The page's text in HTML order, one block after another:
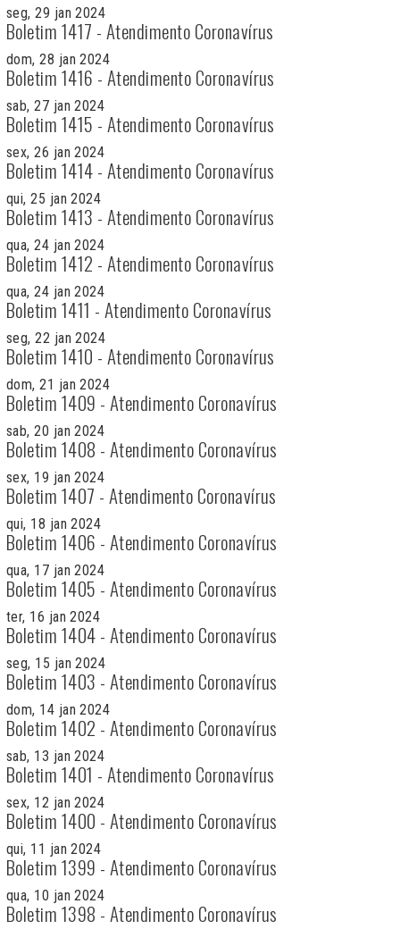
seg, 29 jan 2024
Boletim 1417 - Atendimento Coronavírus
dom, 28 jan 2024
Boletim 1416 - Atendimento Coronavírus
sab, 27 jan 2024
Boletim 1415 - Atendimento Coronavírus
sex, 26 jan 2024
Boletim 1414 - Atendimento Coronavírus
qui, 25 jan 2024
Boletim 1413 - Atendimento Coronavírus
qua, 24 jan 2024
Boletim 1412 - Atendimento Coronavírus
qua, 24 jan 2024
Boletim 1411 - Atendimento Coronavírus
seg, 22 jan 2024
Boletim 1410 - Atendimento Coronavírus
dom, 21 jan 2024
Boletim 1409 - Atendimento Coronavírus
sab, 20 jan 2024
Boletim 1408 - Atendimento Coronavírus
sex, 19 jan 2024
Boletim 1407 - Atendimento Coronavírus
qui, 18 jan 2024
Boletim 1406 - Atendimento Coronavírus
qua, 17 jan 2024
Boletim 1405 - Atendimento Coronavírus
ter, 16 jan 2024
Boletim 1404 - Atendimento Coronavírus
seg, 15 jan 2024
Boletim 1403 - Atendimento Coronavírus
dom, 14 jan 2024
Boletim 1402 - Atendimento Coronavírus
sab, 13 jan 2024
Boletim 1401 - Atendimento Coronavírus
sex, 12 jan 2024
Boletim 1400 - Atendimento Coronavírus
qui, 11 jan 2024
Boletim 1399 - Atendimento Coronavírus
qua, 10 jan 2024
Boletim 1398 - Atendimento Coronavírus